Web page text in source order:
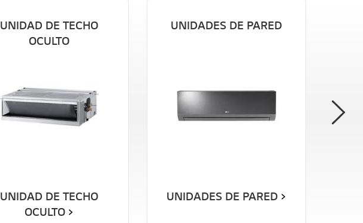
UNIDAD DE TECHO
OCULTO
UNIDAD DE TECHO
OCULTO
UNIDADES DE PARED
UNIDADES DE PARED